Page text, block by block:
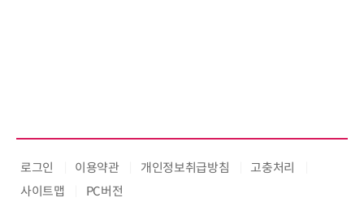
로그인 이용약관 개인정보취급방침
고충처리
사이트맵
PC버전